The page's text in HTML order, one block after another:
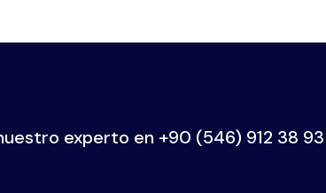
experto en +90 (546) 912 38 93